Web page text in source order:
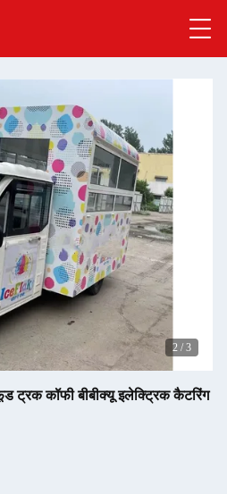
2 / 3
ट्रक कॉफी बीबीक्यू इलेक्ट्रिक कैटरिंग